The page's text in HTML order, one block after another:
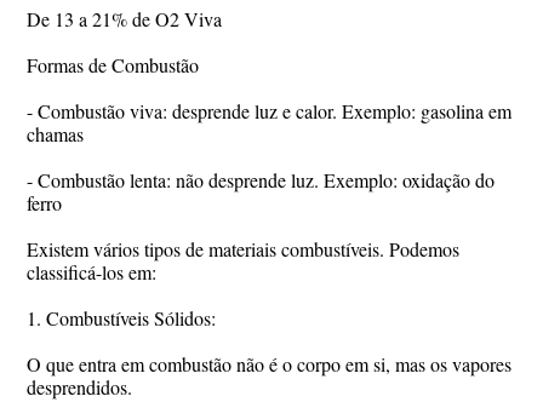
De 13 a 21% de O2 Viva
Formas de Combustão
- Combustão viva: desprende luz e calor. Exemplo: gasolina em
chamas
- Combustão lenta: não desprende luz. Exemplo: oxidação do
ferro
Existem vários tipos de materiais combustíveis. Podemos
classificá-los em:
1. Combustíveis Sólidos:
O que entra em combustão não é o corpo em si, mas os vapores
desprendidos.